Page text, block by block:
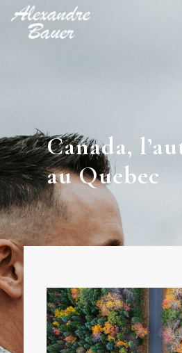
Canada,
au Quebec